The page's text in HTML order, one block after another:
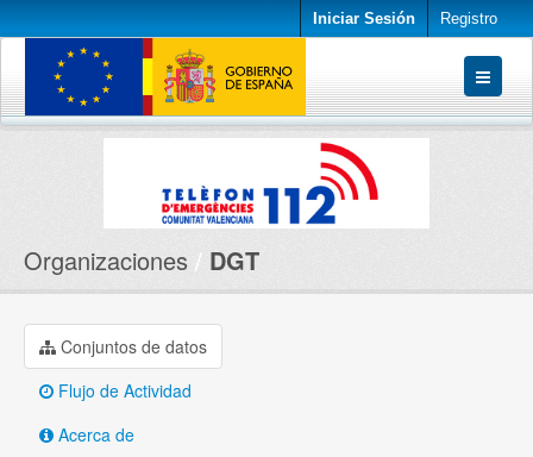
Iniciar Sesión Registro
Conjuntos de datos
Organizaciones DGT
Conjuntos de datos
Flujo de Actividad
Acerca de